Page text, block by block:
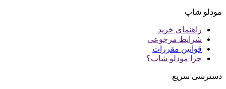
مودلو شاپ
راهنمای خرید
شرایط مرجوعی
قوانین مقررات
چرا مودلو شاپ؟
دسترسی سریع